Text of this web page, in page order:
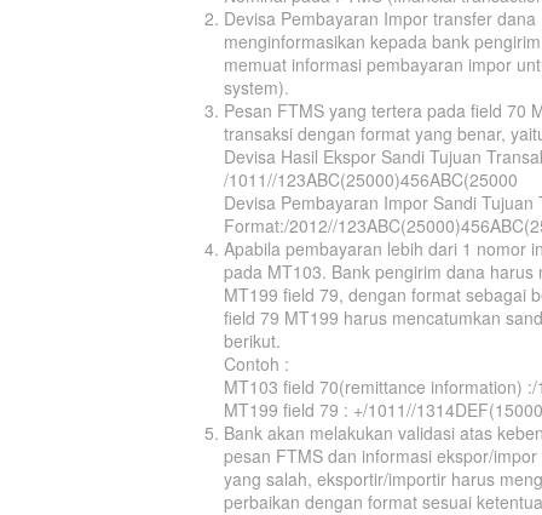
Devisa Pembayaran Impor transfer
menginformasikan kepada bank
memuat informasi pembayaran impor
system).
Pesan FTMS yang tertera pada field 70
transaksi dengan format yang benar,
Devisa Hasil Ekspor Sandi Tujuan
/1011//123ABC(25000)456ABC(25000
Devisa Pembayaran Impor Sandi
Format:/2012//
Apabila pembayaran lebih dari 1 nomor
pada MT103. Bank pengirim dana
MT199 field 79, dengan format sebagai
field 79 MT199 harus mencatumkan
berikut.
Contoh :
MT103 field 70(remittance information)
MT199 field 79 : +/1011//
Bank akan melakukan validasi atas
pesan FTMS dan informasi ekspor/
yang salah, eksportir/importir harus
perbaikan dengan format sesuai